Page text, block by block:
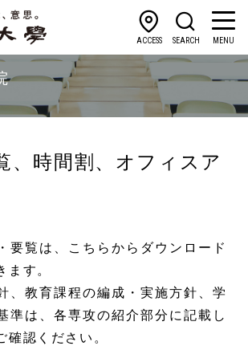
ACCESS SEARCH MENU
、時間割、オフィスア
要覧は、こちらからダウンロード
ます。
、教育課程の編成・実施方針、学
準は、各専攻の紹介部分に記載し
確認ください。